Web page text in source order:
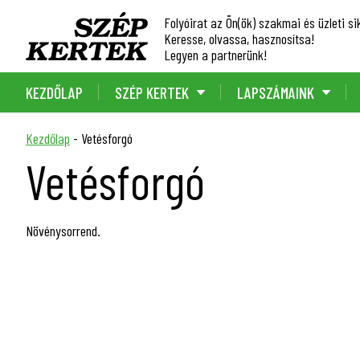
Folyóirat az Ön(ök) szakmai és üzleti
Keresse, olvassa, hasznosítsa!
Legyen a partnerünk!
KEZDŐLAP SZÉP KERTEK LAPSZÁMAINK
Kezdőlap - Vetésforgó
Vetésforgó
Növénysorrend.